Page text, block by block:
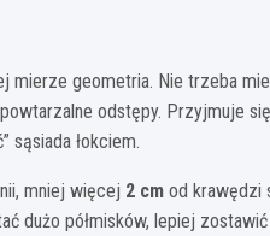
mierze geometria. Nie trzeba
odstępy. Przyjmuje
sąsiada łokciem.
mniej więcej 2 cm od krawędzi
dużo półmisków, lepiej